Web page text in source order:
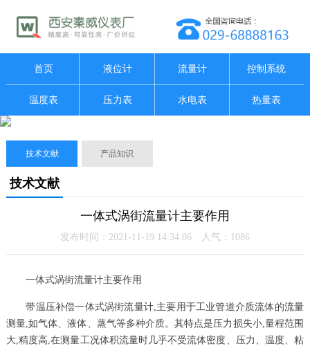
首页 液位计 流量计 控制系统
温度表 压力表 水电表 热量表
技术文献 产品知识
技术文献
一体式涡街流量计主要作用
发布时间：2021-11-19 14:34:06 人气：1086
一体式涡街流量计主要作用
带温压补偿一体式涡街流量计,主要用于工业管道介质流体的流量
测量,如气体、液体、蒸气等多种介质。其特点是压力损失小,量程范围
大,精度高,在测量工况体积流量时几乎不受流体密度、压力、温度、粘